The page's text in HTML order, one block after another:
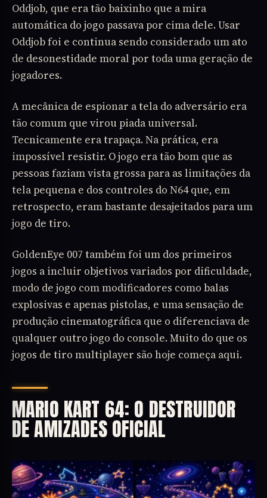
Oddjob, que era tão baixinho que a mira
automática do jogo passava por cima dele. Usar
Oddjob foi e continua sendo considerado um ato
de desonestidade moral por toda uma geração de
jogadores.
A mecânica de espionar a tela do adversário era
tão comum que virou piada universal.
Tecnicamente era trapaça. Na prática, era
impossível resistir. O jogo era tão bom que as
pessoas faziam vista grossa para as limitações da
tela pequena e dos controles do N64 que, em
retrospecto, eram bastante desajeitados para um
jogo de tiro.
GoldenEye 007 também foi um dos primeiros
jogos a incluir objetivos variados por dificuldade,
modo de jogo com modificadores como balas
explosivas e apenas pistolas, e uma sensação de
produção cinematográfica que o diferenciava de
qualquer outro jogo do console. Muito do que os
jogos de tiro multiplayer são hoje começa aqui.
MARIO KART 64: O DESTRUIDOR
DE AMIZADES OFICIAL